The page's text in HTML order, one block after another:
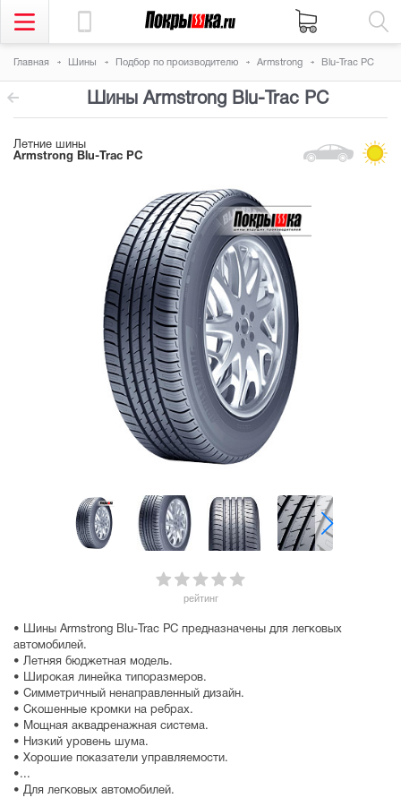
Главная Шины Подбор по производителю Armstrong Blu-Trac PC
Шины Armstrong Blu-Trac PC
Летние шины
Armstrong Blu-Trac PC
рейтинг
• Шины Armstrong Blu-Trac PC предназначены для легковых
автомобилей.
• Летняя бюджетная модель.
• Широкая линейка типоразмеров.
• Симметричный ненаправленный дизайн.
• Скошенные кромки на ребрах.
• Мощная аквадренажная система.
• Низкий уровень шума.
• Хорошие показатели управляемости.
•...
• Для легковых автомобилей.